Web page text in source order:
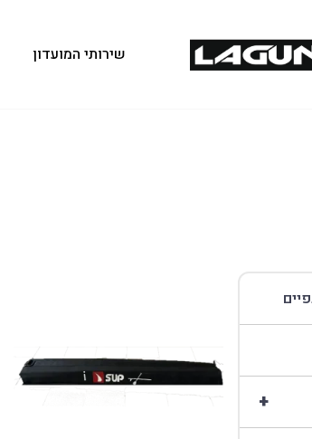
שירותי המועדון
+